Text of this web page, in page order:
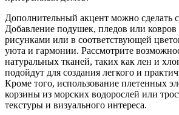
Дополнительный акцент можно сделать
Добавление подушек, пледов или
рисунками или в соответствующей
уюта и гармонии. Рассмотрите
натуральных тканей, таких как лен и
подойдут для создания легкого и
Кроме того, использование плетенных
корзины из морских водорослей или
текстуры и визуального интереса.